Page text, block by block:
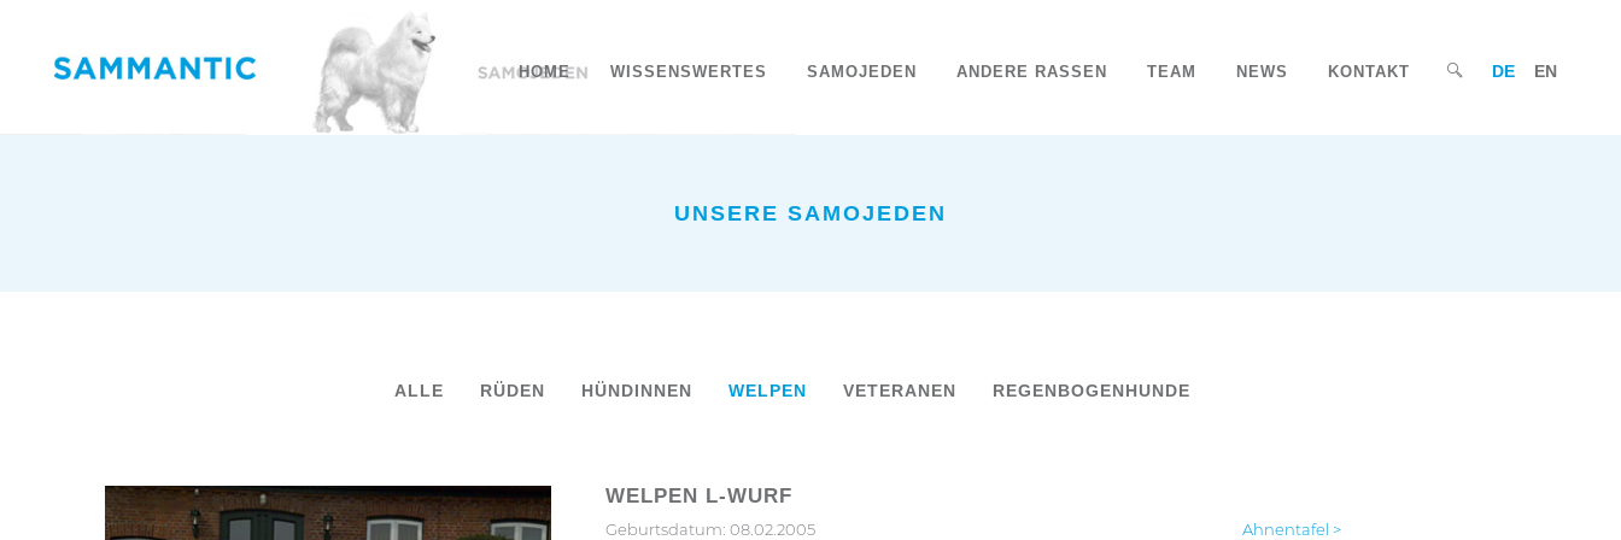
HOME WISSENSWERTES SAMOJEDEN ANDERE RASSEN TEAM NEWS KONTAKT DE EN
UNSERE SAMOJEDEN
ALLE RÜDEN HÜNDINNEN WELPEN VETERANEN REGENBOGENHUNDE
WELPEN L-WURF
Geburtsdatum: 08.02.2005 Ahnentafel >